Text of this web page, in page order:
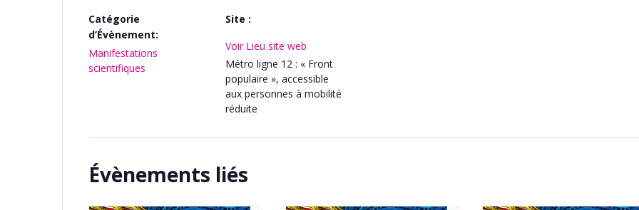
Catégorie
d’Évènement:
Manifestations
scientifiques
Site :
Voir Lieu site web
Métro ligne 12 : « Front
populaire », accessible
aux personnes à mobilité
réduite
Évènements liés